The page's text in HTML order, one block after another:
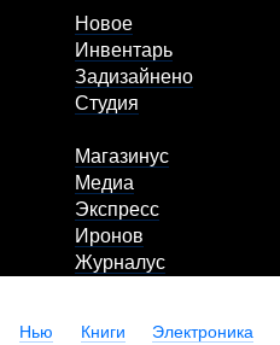
Новое
Инвентарь
Задизайнено
Студия
Магазинус
Медиа
Экспресс
Иронов
Журналус
Нью Книги Электроника